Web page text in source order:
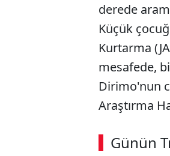
derede
Küçük
Kurtarma
mesafede,
Dirimo'nun
Araştırma
Günün
00:02 / 09:08